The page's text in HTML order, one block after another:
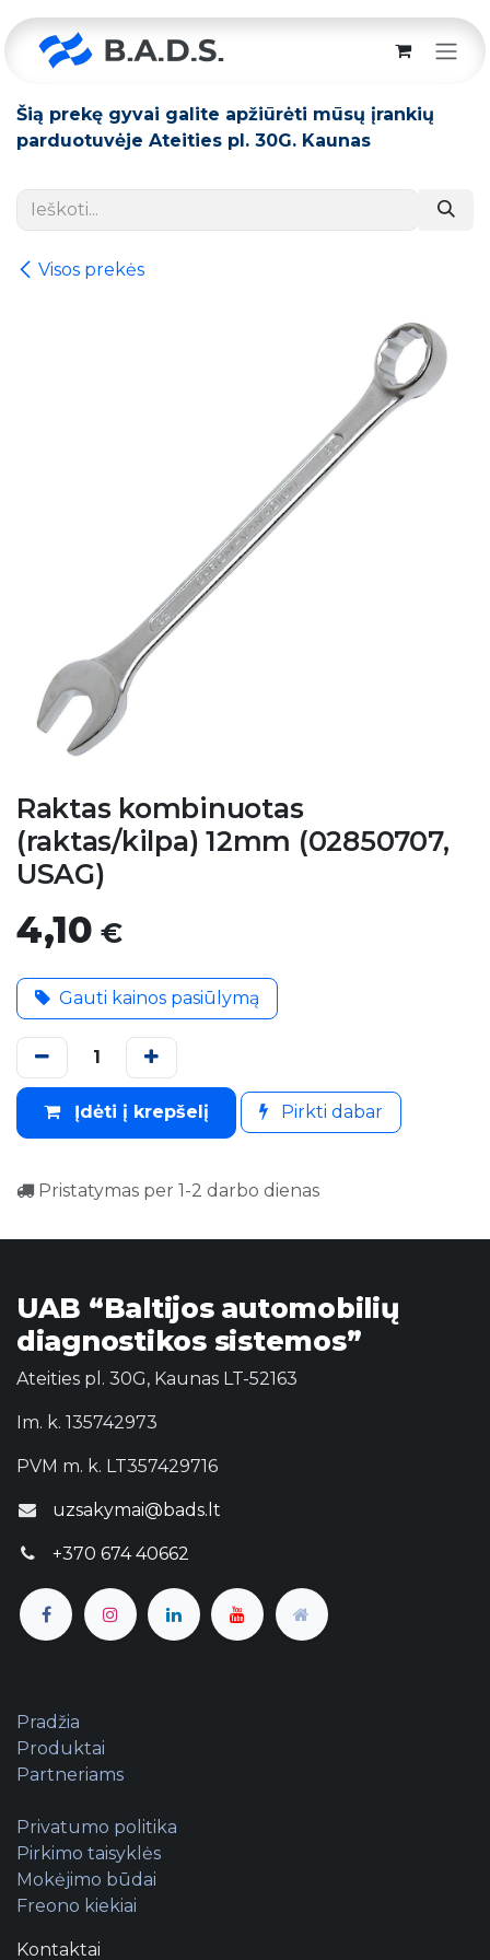
Šią prekę gyvai galite apžiūrėti mūsų įrankių
parduotuvėje Ateities pl. 30G. Kaunas
Visos prekės
Raktas kombinuotas
(raktas/kilpa) 12mm (02850707,
USAG)
4,10 €
Gauti kainos pasiūlymą
Įdėti į krepšelį Pirkti dabar
Pristatymas per 1-2 darbo dienas
UAB “Baltijos automobilių
diagnostikos sistemos”
Ateities pl. 30G, Kaunas LT-52163
Im. k. 135742973
PVM m. k. LT357429716
uzsakymai@bads.lt
+370 674 40662
Pradžia
Produktai
Partneriams
Privatumo politika
Pirkimo taisyklės
Mokėjimo būdai
Freono kiekiai
Kontaktai